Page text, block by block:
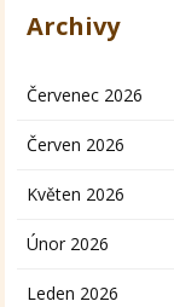
Archivy
Červenec 2026
Červen 2026
Květen 2026
Únor 2026
Leden 2026